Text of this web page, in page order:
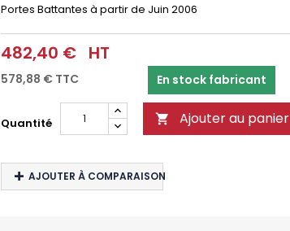
Portes Battantes à partir de Juin 2006
482,40 € HT
578,88 € TTC En stock fabricant
Quantité  Ajouter au panier
AJOUTER À COMPARAISON